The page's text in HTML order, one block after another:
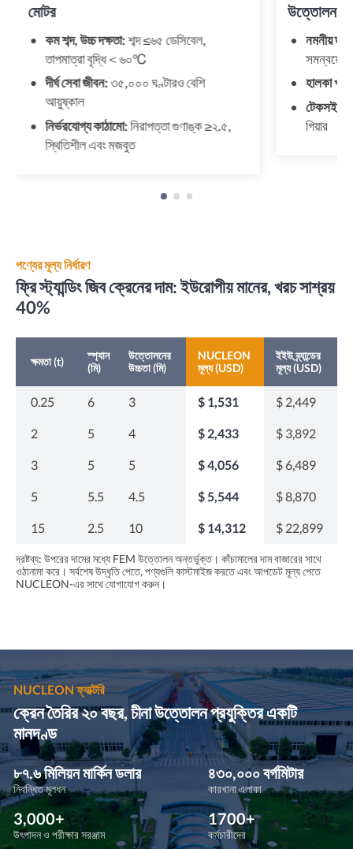
মোটর
কম শব্দ, উচ্চ দক্ষতা:শব্দ ≤৬৫ ডেসিবেল,
তাপমাত্রা বৃদ্ধি＜৬০℃
দীর্ঘ সেবা জীবন:৩৫,০০০ ঘণ্টারও বেশি
আয়ুষ্কাল
নির্ভরযোগ্য কাঠামো:নিরাপত্তা গুণাঙ্ক ≥২.৫,
স্থিতিশীল এবং মজবুত
উত্তোলন
নমনীয়
সমন্বয়ের
হালকা
টেকসই
গিয়ার
পণ্যের মূল্য নির্ধারণ
ফ্রি স্ট্যান্ডিং জিব ক্রেনের দাম: ইউরোপীয় মানের, খরচ সাশ্রয়
40%
ক্ষমতা (t)
স্প্যান
(মি)
উত্তোলনের
উচ্চতা (মি)
NUCLEON
মূল্য (USD)
ইইউ ব্র্যান্ডের
মূল্য (USD)
0.25 6 3 $ 1,531 $ 2,449
2 5 4 $ 2,433 $ 3,892
3 5 5 $ 4,056 $ 6,489
5 5.5 4.5 $ 5,544 $ 8,870
15 2.5 10 $ 14,312 $ 22,899
দ্রষ্টব্য: উপরের দামের মধ্যে FEM উত্তোলন অন্তর্ভুক্ত। কাঁচামালের দাম বাজারের সাথে
ওঠানামা করে। সর্বশেষ উদ্ধৃতি পেতে, পণ্যগুলি কাস্টমাইজ করতে এবং আপডেট মূল্য পেতে
NUCLEON-এর সাথে যোগাযোগ করুন।
NUCLEON ফ্যাক্টরি
ক্রেন তৈরির ২০ বছর, চীনা উত্তোলন প্রযুক্তির একটি
মানদণ্ড
৮৭.৬ মিলিয়ন মার্কিন ডলার
নিবন্ধিত মূলধন
৪৩০,০০০ বর্গমিটার
কারখানা এলাকা
3,000+
উৎপাদন ও পরীক্ষার সরঞ্জাম
1700+
কর্মচারীদের